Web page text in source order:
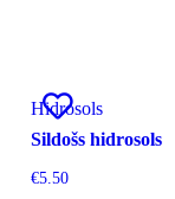
Hidrosols
Sildošs hidrosols
€5.50